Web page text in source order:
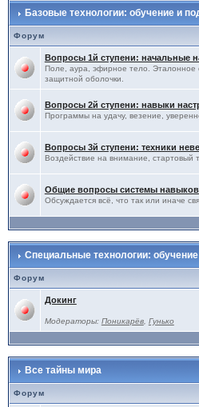
Базовые технологии: обучение и
Форум
Вопросы 1й ступени: начальные
Поле, аура, эфирное тело. Эталонное
защитной оболочки.
Вопросы 2й ступени: навыки
Программы на удачу, везение,
Вопросы 3й ступени: техники
Воздействие на внимание, стартовый
Общие вопросы системы
Обсуждается всё, что так или иначе
Специальные технологии:
Форум
Докинг
Модераторы: Поникарёв, Гунько
Все тайны мира
Форум